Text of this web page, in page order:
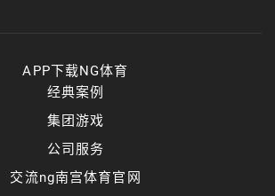
APP下载NG体育
经典案例
集团游戏
公司服务
交流ng南宫体育官网